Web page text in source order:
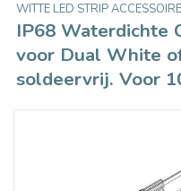
WITTE LED STRIP
IP68 Waterdichte
voor Dual White
soldeervrij. Voor